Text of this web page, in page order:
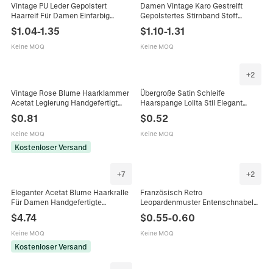
Vintage PU Leder Gepolstert
Haarreif Für Damen Einfarbig
Haarschmuck Für Täglich Dating
Party
$1.04-1.35
Keine MOQ
Damen Vintage Karo Gestreift
Gepolstertes Stirnband Stoff
High Top Mode Haarschmuck Für
Den Alltag
$1.10-1.31
Keine MOQ
Vintage Rose Blume Haarklammer
Acetat Legierung Handgefertigt
Entenschnabel Clip Für Damen
Mädchen Alltag Haarschmuck
$0.81
Keine MOQ
Kostenloser Versand
+2
Übergroße Satin Schleife
Haarspange Lolita Stil Elegant
Einfarbig Feder Barrette Für Damen
Alltag Dating Party Zubehör
$0.52
Keine MOQ
+7
Eleganter Acetat Blume Haarkralle
Für Damen Handgefertigte
Irisierende Florale Haarklammer
Große Haargreifer Accessoire Für
Alltag
$4.74
Keine MOQ
Kostenloser Versand
+2
Französisch Retro
Leopardenmuster Entenschnabel
Haarspange Damen Hohl
Geometrisch Harz Schildpatt
Haarklammer Zubehör Alltag
$0.55-0.60
Keine MOQ